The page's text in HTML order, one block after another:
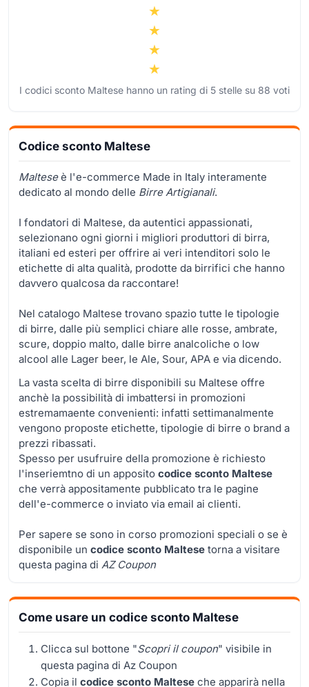
I codici sconto Maltese hanno un rating di 5 stelle su 88 voti
Codice sconto Maltese
Malteseè l'e-commerce Made in Italy interamente
dedicato al mondo delle Birre Artigianali.
I fondatori di Maltese, da autentici appassionati,
selezionano ogni giorni i migliori produttori di birra,
italiani ed esteri per offrire ai veri intenditori solo le
etichette di alta qualità, prodotte da birrifici che hanno
davvero qualcosa da raccontare!
Nel catalogo Maltese trovano spazio tutte le tipologie
di birre, dalle più semplici chiare alle rosse, ambrate,
scure, doppio malto, dalle birre analcoliche o low
alcool alle Lager beer, le Ale, Sour, APA e via dicendo.
La vasta scelta di birre disponibili su Maltese offre
anchè la possibilità di imbattersi in promozioni
estremamaente convenienti: infatti settimanalmente
vengono proposte etichette, tipologie di birre o brand a
prezzi ribassati.
Spesso per usufruire della promozione è richiesto
l'inseriemtno di un apposito codice sconto Maltese
che verrà appositamente pubblicato tra le pagine
dell'e-commerce o inviato via email ai clienti.
Per sapere se sono in corso promozioni speciali o se è
disponibile un codice sconto Maltese torna a visitare
questa pagina di AZ Coupon
Come usare un codice sconto Maltese
Clicca sul bottone "Scopri il coupon" visibile in
questa pagina di Az Coupon
Copia il codice sconto Maltese che apparirà nella